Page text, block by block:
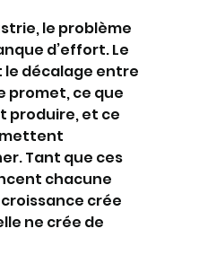
le problème
d’effort. Le
le décalage entre
promet, ce que
produire, et ce
Tant que ces
chacune
crée
ne crée de